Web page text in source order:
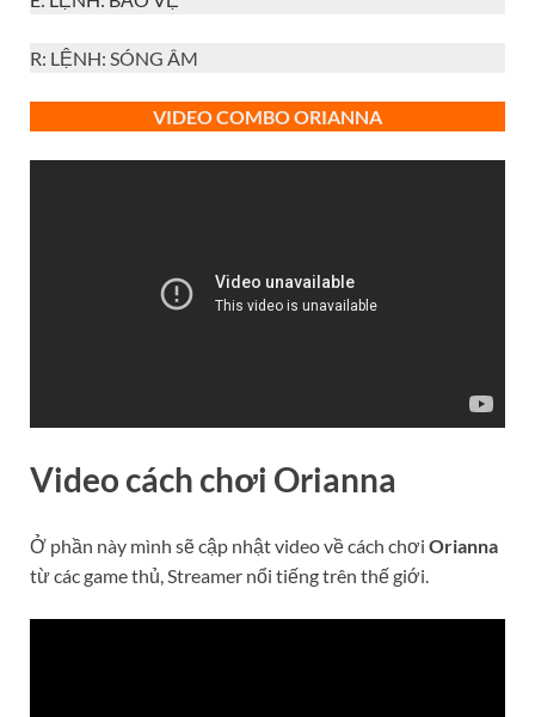
R: LỆNH: SÓNG ÂM
VIDEO COMBO ORIANNA
Video cách chơi Orianna
Ở phần này mình sẽ cập nhật video về cách chơi Orianna
từ các game thủ, Streamer nổi tiếng trên thế giới.